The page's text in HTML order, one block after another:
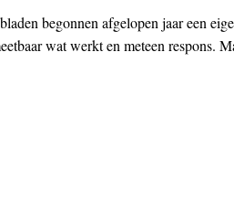
begonnen afgelopen jaar een
wat werkt en meteen respons.